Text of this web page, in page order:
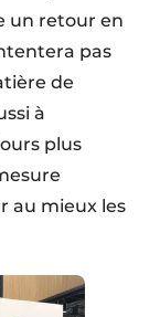
un retour en
pas
de
à
plus
au mieux les